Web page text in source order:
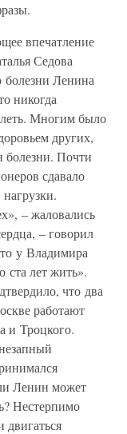
впечатление
Седова
болезни Ленина
никогда
Многим было
других,
болезни. Почти
сдавало
– жаловались
– говорил
у Владимира
ста лет жить».
что два
работают
и Троцкого.
Ленин может
Нестерпимо